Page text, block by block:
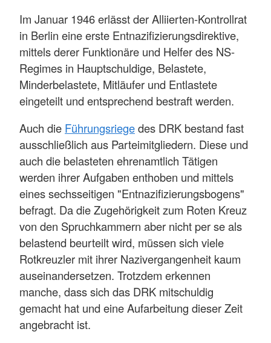
Im Januar 1946 erlässt der Alliierten-Kontrollrat
in Berlin eine erste Entnazifizierungsdirektive,
mittels derer Funktionäre und Helfer des NS-
Regimes in Hauptschuldige, Belastete,
Minderbelastete, Mitläufer und Entlastete
eingeteilt und entsprechend bestraft werden.
Auch die Führungsriegedes DRK bestand fast
ausschließlich aus Parteimitgliedern. Diese und
auch die belasteten ehrenamtlich Tätigen
werden ihrer Aufgaben enthoben und mittels
eines sechsseitigen "Entnazifizierungsbogens"
befragt. Da die Zugehörigkeit zum Roten Kreuz
von den Spruchkammern aber nicht per se als
belastend beurteilt wird, müssen sich viele
Rotkreuzler mit ihrer Nazivergangenheit kaum
auseinandersetzen. Trotzdem erkennen
manche, dass sich das DRK mitschuldig
gemacht hat und eine Aufarbeitung dieser Zeit
angebracht ist.